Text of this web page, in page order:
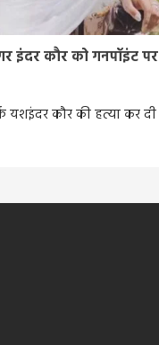
इंदर कौर को गनपॉइंट पर
यशइंदर कौर की हत्या कर दी